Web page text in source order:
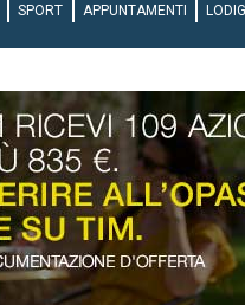
SPORT APPUNTAMENTI